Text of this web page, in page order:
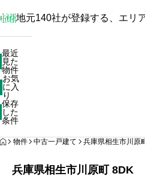
地元140社が登録する、エリ
最近
見た
物件
お気
に入
り
保存
した
条件
HOME
物件 中古一戸建て 兵庫県相生市川原
兵庫県相生市川原町 8DK